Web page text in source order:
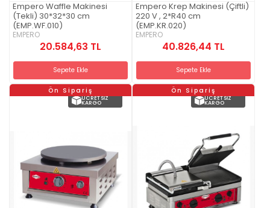
Empero Waffle Makinesi
(Tekli) 30*32*30 cm
(EMP.WF.010)
EMPERO
20.584,63 TL
Sepete Ekle
Empero Krep Makinesi (Çiftli)
220 V , 2*R40 cm
(EMP.KR.020)
EMPERO
40.826,44 TL
Sepete Ekle
Ön Sipariş
ÜCRETSIZ
KARGO
Ön Sipariş
ÜCRETSIZ
KARGO